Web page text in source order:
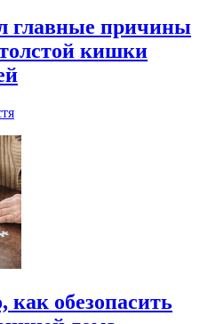
главные причины
кишки
как обезопасить